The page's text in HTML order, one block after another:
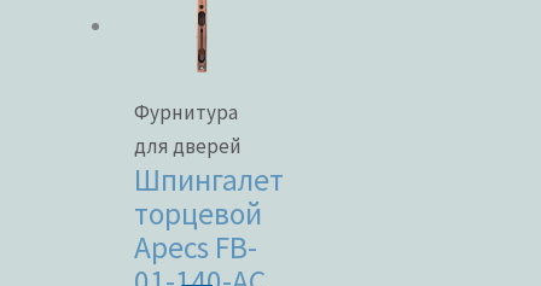
Фурнитура
для дверей
Шпингалет
торцевой
Apecs FB-